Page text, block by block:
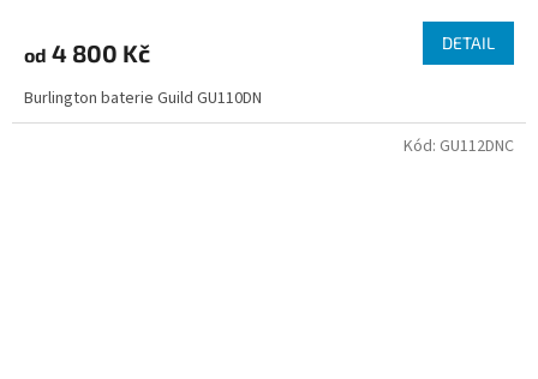
od 4 800 Kč DETAIL
Burlington baterie Guild GU110DN
Kód: GU112DNC